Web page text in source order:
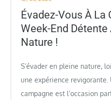
on
Évadez-Vous À La
Week-End
Nature !
S’évader en pleine nature,
une expérience
campagne est l’occasion